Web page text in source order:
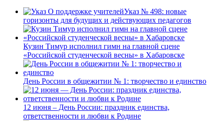
Указ № 498: новые
горизонты для будущих и действующих педагогов
Кузин Тимур исполнил гимн на главной сцене
«Российской студенческой весны» в Хабаровске
День России в общежитии № 1: творчество и единство
12 июня – День России: праздник единства,
ответственности и любви к Родине